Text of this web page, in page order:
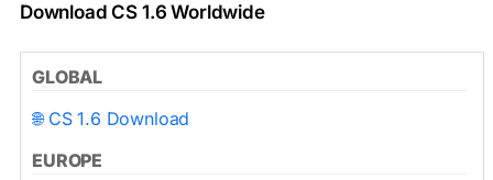
Download CS 1.6 Worldwide
GLOBAL
🌐 CS 1.6 Download
EUROPE